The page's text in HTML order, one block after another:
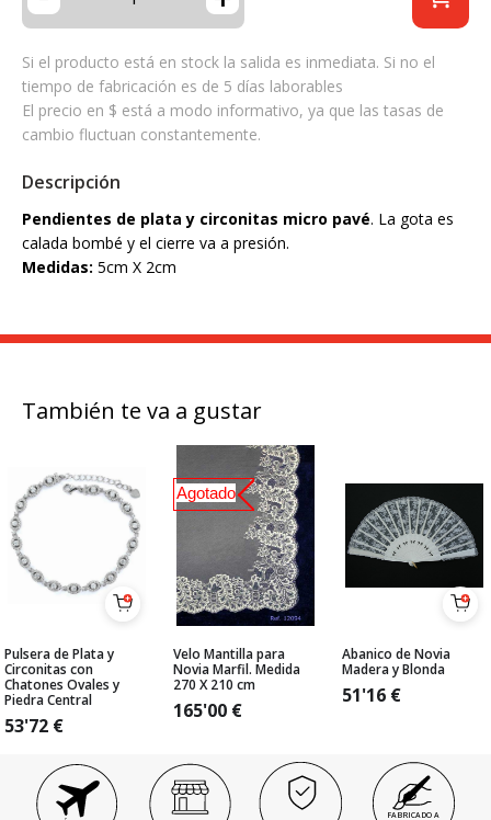
Si el producto está en stock la salida es inmediata. Si no el
tiempo de fabricación es de 5 días laborables
El precio en $ está a modo informativo, ya que las tasas de
cambio fluctuan constantemente.
Descripción
Pendientes de plata y circonitas micro pavé. La gota es
calada bombé y el cierre va a presión.
Medidas: 5cm X 2cm
También te va a gustar
Pulsera de Plata y
Circonitas con
Chatones Ovales y
Piedra Central
53'72 €
Velo Mantilla para
Novia Marfil. Medida
270 X 210 cm
165'00 €
Agotado
Abanico de Novia
Madera y Blonda
51'16 €
FABRICADO A